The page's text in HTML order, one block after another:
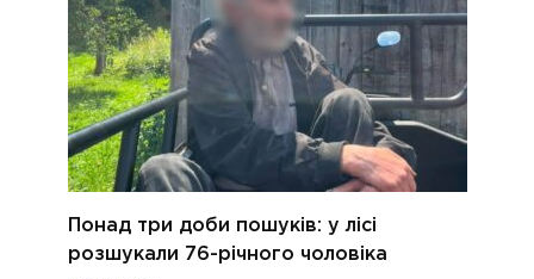
Понад три доби пошуків: у лісі
розшукали 76-річного чоловіка